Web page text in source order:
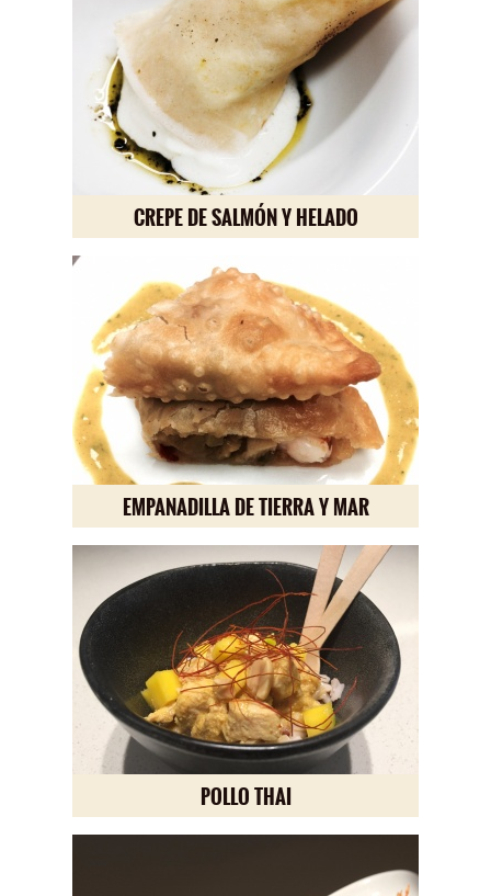
CREPE DE SALMÓN Y HELADO
EMPANADILLA DE TIERRA Y MAR
POLLO THAI